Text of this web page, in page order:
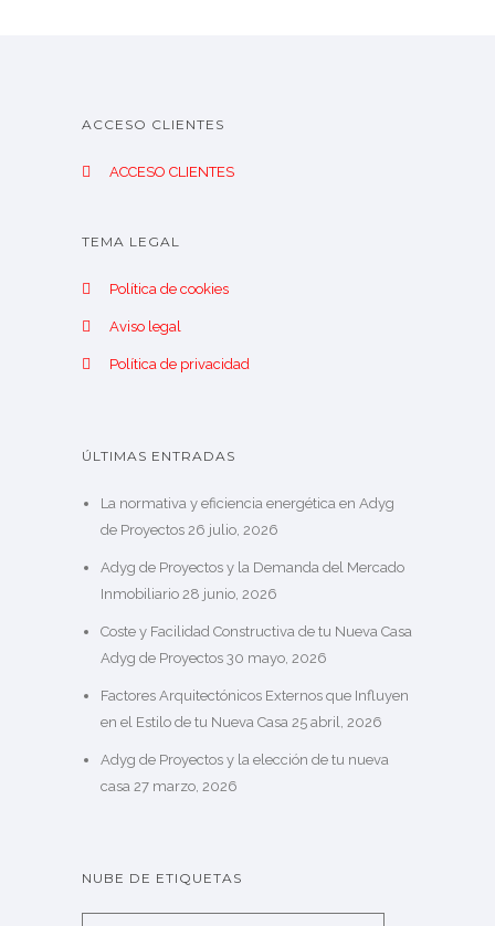
ACCESO CLIENTES
ACCESO CLIENTES
TEMA LEGAL
Política de cookies
Aviso legal
Política de privacidad
ÚLTIMAS ENTRADAS
La normativa y eficiencia energética en Adyg
de Proyectos 26 julio, 2026
Adyg de Proyectos y la Demanda del Mercado
Inmobiliario 28 junio, 2026
Coste y Facilidad Constructiva de tu Nueva Casa
Adyg de Proyectos 30 mayo, 2026
Factores Arquitectónicos Externos que Influyen
en el Estilo de tu Nueva Casa 25 abril, 2026
Adyg de Proyectos y la elección de tu nueva
casa 27 marzo, 2026
NUBE DE ETIQUETAS